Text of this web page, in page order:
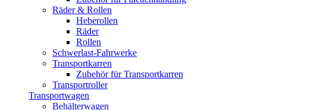
Räder & Rollen
Heberollen
Räder
Rollen
Schwerlast-Fahrwerke
Transportkarren
Zubehör für Transportkarren
Transportroller
Transportwagen
Behälterwagen